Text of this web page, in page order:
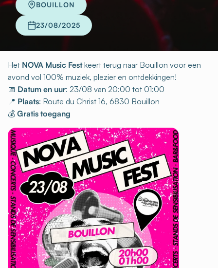
BOUILLON
23/08/2025
Het NOVA Music Festkeert terug naar Bouillon voor een
avond vol 100% muziek, plezier en ontdekkingen!
📅 Datum en uur: 23/08 van 20:00 tot 01:00
📍 Plaats: Route du Christ 16, 6830 Bouillon
💰 Gratis toegang